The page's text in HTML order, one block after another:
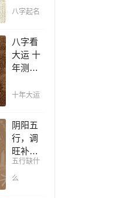
顺！
赐子千
如教子
一艺；
教子一
艺，不
好名！
八字起名
八字看
大运 十
年测吉
年一运
凶，未
来命运
全知
晓。
十年大运
阴阳五
行，调
旺补
缺，助
运一
五行缺什
么